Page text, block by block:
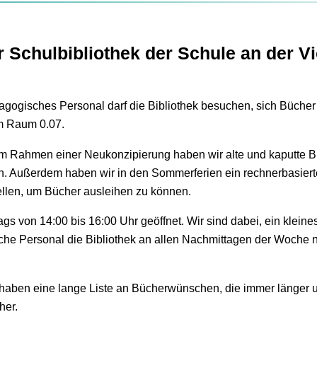
Schulbibliothek der Schule an der
Personal darf die Bibliothek besuchen, sich
Raum 0.07.
Rahmen einer Neukonzipierung haben wir alte und kaputte
haben wir in den Sommerferien ein
um Bücher ausleihen zu können.
von 14:00 bis 16:00 Uhr geöffnet. Wir sind dabei, ein
Personal die Bibliothek an allen Nachmittagen der Woche
eine lange Liste an Bücherwünschen, die immer länger